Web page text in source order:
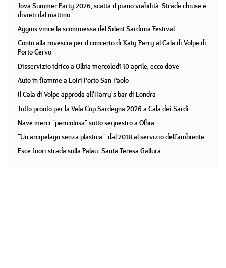
Jova Summer Party 2026, scatta il piano viabilità. Strade chiuse e
divieti dal mattino
Aggius vince la scommessa del Silent Sardinia Festival
Conto alla rovescia per il concerto di Katy Perry al Cala di Volpe di
Porto Cervo
Disservizio idrico a Olbia mercoledì 10 aprile, ecco dove
Auto in fiamme a Loiri Porto San Paolo
Il Cala di Volpe approda all'Harry's bar di Londra
Tutto pronto per la Vela Cup Sardegna 2026 a Cala dei Sardi
Nave merci "pericolosa" sotto sequestro a Olbia
"Un arcipelago senza plastica": dal 2018 al servizio dell'ambiente
Esce fuori strada sulla Palau- Santa Teresa Gallura